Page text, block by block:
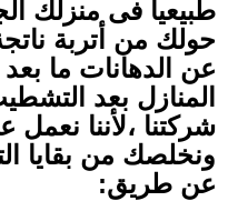
طبيعيا فى منزلك
حولك من أتربة ناتجة
عن الدهانات ما
المنازل بعد
شركتنا ،لأننا
ونخلصك من بقايا
عن طريق: